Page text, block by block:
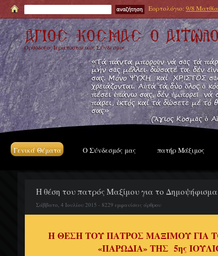
Εορτολόγιο: 9/8
Ορθόδοξος Ιεραποστολικός Σύνδεσμος
Γενικά Θέματα Ο Σύνδεσμός μας πατήρ Μάξιμος
Η θέση του πατρός Μαξίμου για το
Σάββατο, 4 Ιουλίου 2015 - 8229 εμφανίσεις άρθρου
Η ΘΕΣΗ ΤΟΥ ΠΑΤΡΟΣ ΜΑΞΙΜΟΥ ΓΙΑ
«ΠΑΡΩΔΙΑ» ΤΗΣ 5ης